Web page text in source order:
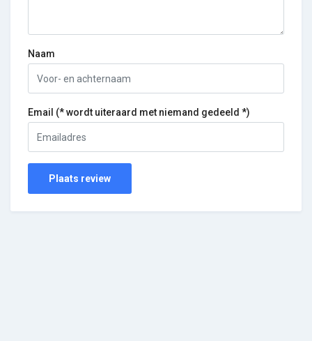
Naam
Email (* wordt uiteraard met niemand gedeeld *)
Plaats review